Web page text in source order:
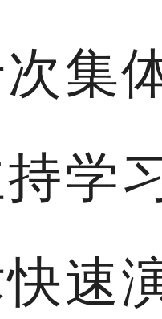
集
学
速